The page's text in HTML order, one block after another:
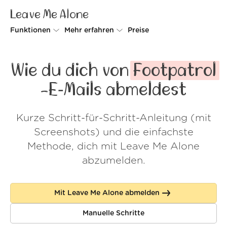
Leave Me Alone
Funktionen
Spam Blocker
Mehr erfahren
So geht's
Kundenstimmen
FAQ
Preise
Wie du dich von Footpatrol
-E‑Mails abmeldest
Kurze Schritt-für-Schritt-Anleitung (mit
Screenshots) und die einfachste
Methode, dich mit Leave Me Alone
abzumelden.
Mit Leave Me Alone abmelden
Manuelle Schritte